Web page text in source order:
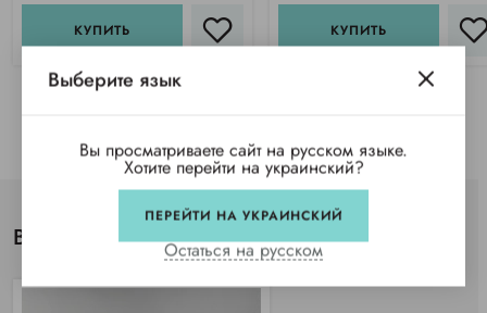
КУПИТЬ КУПИТЬ
Вы просматривали
Выберите язык
Вы просматриваете сайт на русском языке.
Хотите перейти на украинский?
ПЕРЕЙТИ НА УКРАИНСКИЙ
Остаться на русском